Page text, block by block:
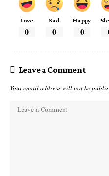
Love
0
Sad
0
Happy
0
Leave a Comment
Your email address will not be